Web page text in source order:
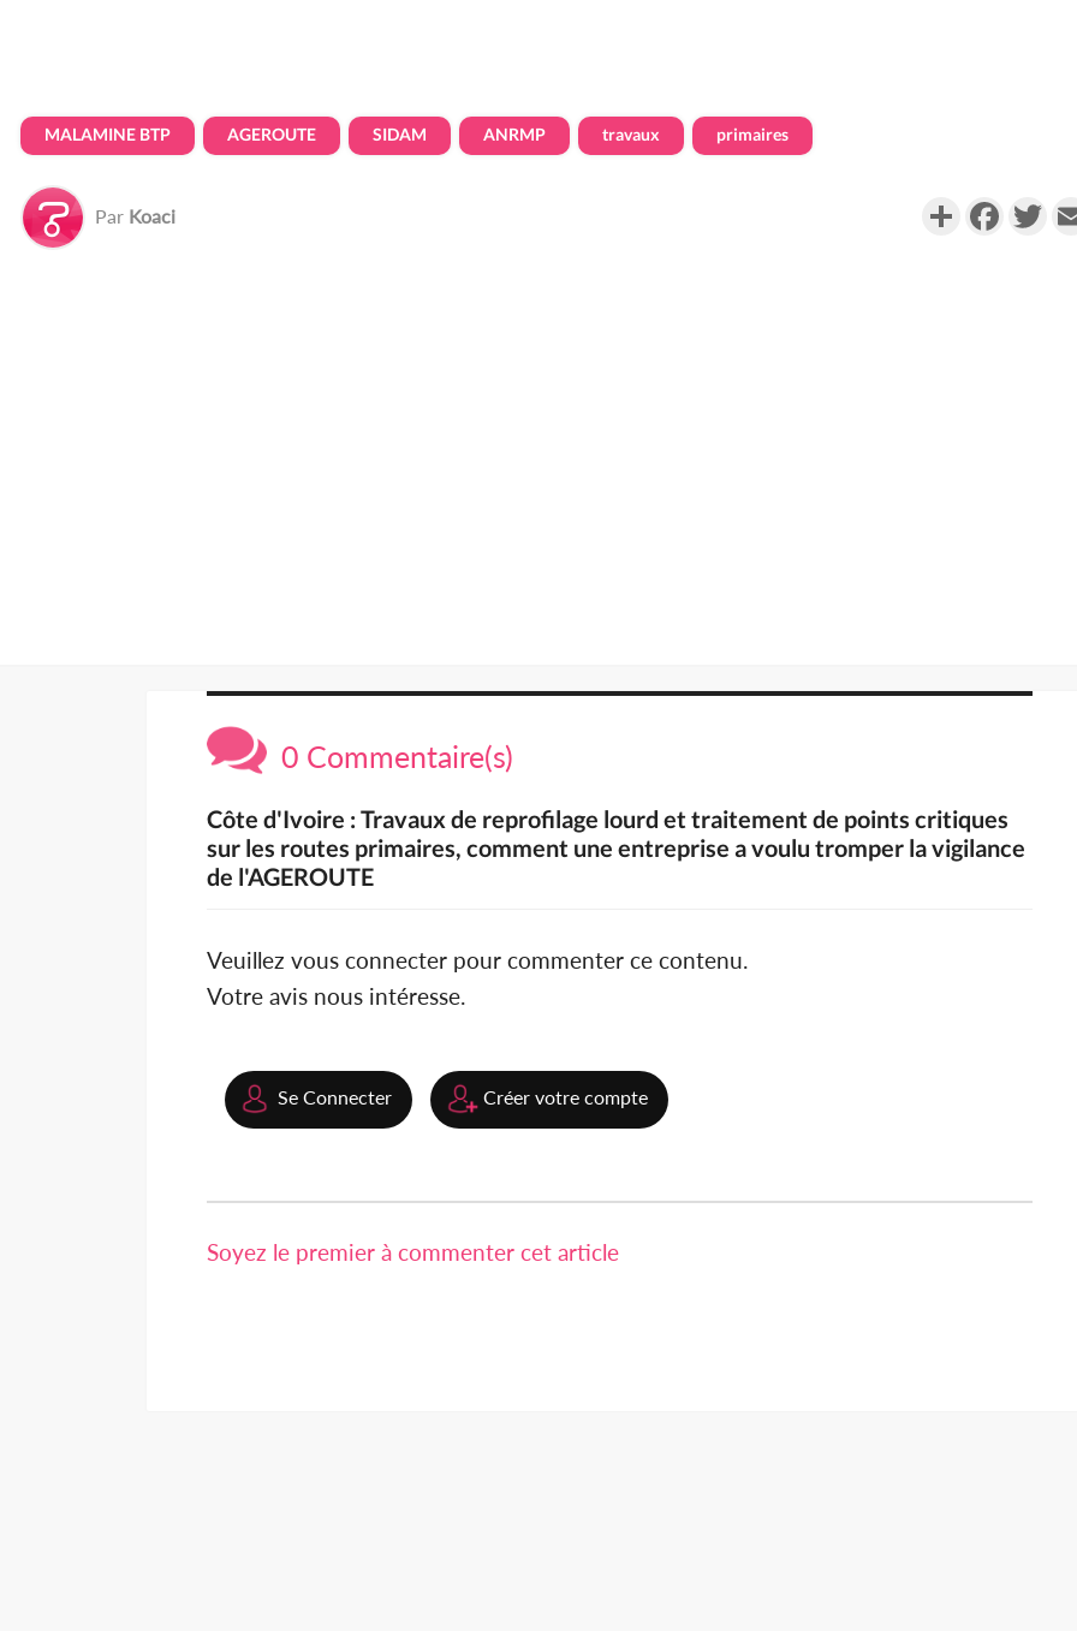
MALAMINE BTP AGEROUTE SIDAM ANRMP travaux primaires
Par Koaci Partager
0 Commentaire(s)
Côte d'Ivoire : Travaux de reprofilage lourd et traitement de points critiques
sur les routes primaires, comment une entreprise a voulu tromper la vigilance
de l'AGEROUTE
Veuillez vous connecter pour commenter ce contenu.
Votre avis nous intéresse.
Se Connecter Créer votre compte
Soyez le premier à commenter cet article